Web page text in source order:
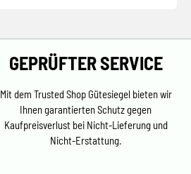
GEPRÜFTER SERVICE
Mit dem Trusted Shop Gütesiegel bieten wir
Ihnen garantierten Schutz gegen
Kaufpreisverlust bei Nicht-Lieferung und
Nicht-Erstattung.